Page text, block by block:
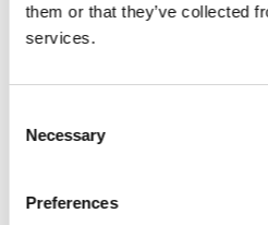
them or that they’ve collected
services.
Selection
Necessary
Preferences